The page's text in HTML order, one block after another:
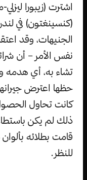
اشترت (زيبورا
(كنسينغتون) في
الجنيهات، وقد
نفس الأمر – أن
تشاء به، أي هدمه
حظها اعترض
كانت تحاول الحصول
ذلك لم يكن
قامت بطلائه
للنظر.